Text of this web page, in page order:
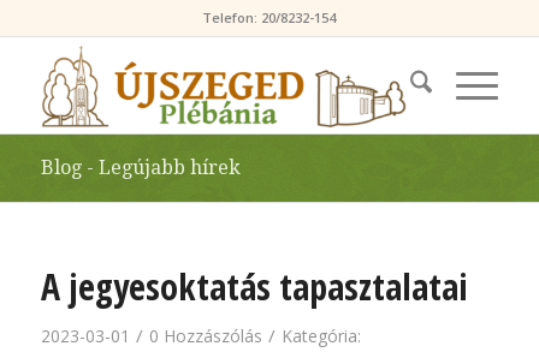
Telefon: 20/8232-154
Blog - Legújabb hírek
A jegyesoktatás tapasztalatai
2023-03-01 / 0 Hozzászólás / Kategória: